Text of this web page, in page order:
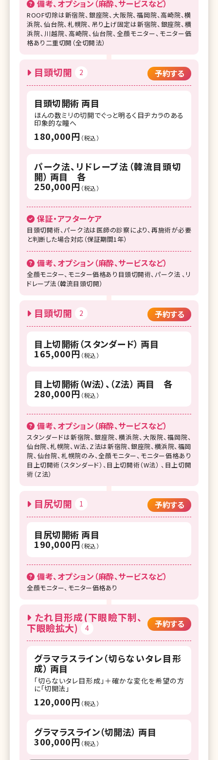
備考、オプション（麻酔、サービスなど）
ROOF切除は新宿院、銀座院、大阪院、福岡院、高崎院、横
浜院、仙台院、札幌院、吊り上げ固定は新宿院、銀座院、横
浜院、川越院、高崎院、仙台院、全顔モニター、モニター価
格あり二重切開（全切開法）
目頭切開 2 予約する
目頭切開術 両目
ほんの数ミリの切開でぐっと明るく目ヂカラのある
印象的な瞳へ
180,000円 （税込）
パーク法、リドレープ法（韓流目頭切
開） 両目 各
250,000円 （税込）
保証・アフターケア
目頭切開術、パーク法は医師の診察により、再施術が必要
と判断した場合対応（保証期間1年）
備考、オプション（麻酔、サービスなど）
全顔モニター、モニター価格あり目頭切開術、パーク法 、リ
ドレープ法（韓流目頭切開）
目頭切開 2 予約する
目上切開術（スタンダード） 両目
165,000円 （税込）
目上切開術（W法）、（Z法） 両目 各
280,000円 （税込）
備考、オプション（麻酔、サービスなど）
スタンダードは新宿院、銀座院、横浜院、大阪院、福岡院、
仙台院、札幌院、W法、Z法は新宿院、銀座院、横浜院、福岡
院、仙台院、札幌院のみ、全顔モニター、モニター価格あり
目上切開術（スタンダード）、目上切開術（W法） 、目上切開
術（Z法）
目尻切開 1 予約する
目尻切開術 両目
190,000円 （税込）
備考、オプション（麻酔、サービスなど）
全顔モニター、モニター価格あり
たれ目形成(下眼瞼下制、
下眼瞼拡大)
4 予約する
グラマラスライン（切らないタレ目形
成） 両目
「切らないタレ目形成」＋確かな変化を希望の方
に「切開法」
120,000円 （税込）
グラマラスライン（切開法） 両目
300,000円 （税込）